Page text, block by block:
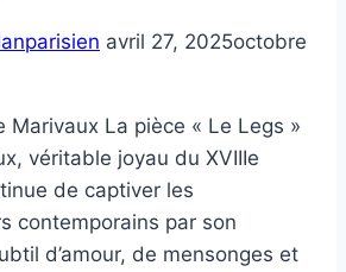
avril 27, 2025octobre
Marivaux La pièce « Le Legs »
véritable joyau du XVIIIe
de captiver les
contemporains par son
d’amour, de mensonges et